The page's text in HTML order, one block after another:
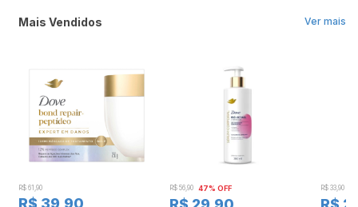
Ver mais
Mais Vendidos
R$ 61,90
R$ 39,90
R$ 56,90 47% OFF R$ 33,90